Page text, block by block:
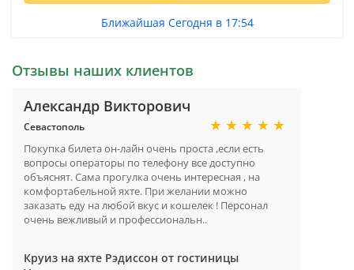
Ближайшая Сегодня в 17:54
Отзывы наших клиентов
Александр Викторович
Севастополь
Покупка билета он-лайн очень проста ,если есть
вопросы операторы по телефону все доступно
объяснят. Сама прогулка очень интересная , на
комфортабельной яхте. При желании можно
заказать еду на любой вкус и кошелек ! Персонал
очень вежливый и профессиональн..
Круиз на яхте Рэдиссон от гостиницы